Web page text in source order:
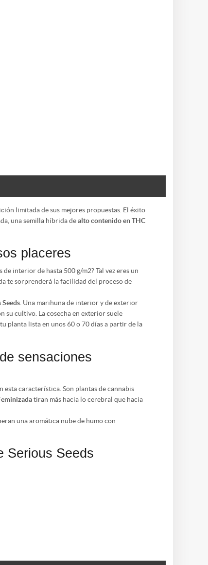
limitada de sus mejores propuestas. El éxito
una semilla híbrida dealto contenido en THC
placeres
de interior de hasta 500 g/m2? Tal vez eres un
te sorprenderá la facilidad del proceso de
. Una marihuna de interior y de exterior
su cultivo. La cosecha en exterior suele
planta lista en unos 60 o 70 días a partir de la
sensaciones
esta característica. Son plantas de cannabis
tiran más hacia lo cerebral que hacia
una aromática nube de humo con
Serious Seeds